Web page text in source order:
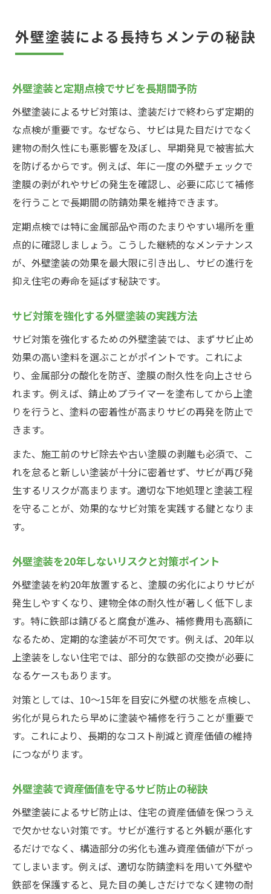
外壁塗装による長持ちメンテの秘訣
外壁塗装と定期点検でサビを長期間予防
外壁塗装によるサビ対策は、塗装だけで終わらず定期的
な点検が重要です。なぜなら、サビは見た目だけでなく
建物の耐久性にも悪影響を及ぼし、早期発見で被害拡大
を防げるからです。例えば、年に一度の外壁チェックで
塗膜の剥がれやサビの発生を確認し、必要に応じて補修
を行うことで長期間の防錆効果を維持できます。
定期点検では特に金属部品や雨のたまりやすい場所を重
点的に確認しましょう。こうした継続的なメンテナンス
が、外壁塗装の効果を最大限に引き出し、サビの進行を
抑え住宅の寿命を延ばす秘訣です。
サビ対策を強化する外壁塗装の実践方法
サビ対策を強化するための外壁塗装では、まずサビ止め
効果の高い塗料を選ぶことがポイントです。これによ
り、金属部分の酸化を防ぎ、塗膜の耐久性を向上させら
れます。例えば、錆止めプライマーを塗布してから上塗
りを行うと、塗料の密着性が高まりサビの再発を防止で
きます。
また、施工前のサビ除去や古い塗膜の剥離も必須で、こ
れを怠ると新しい塗装が十分に密着せず、サビが再び発
生するリスクが高まります。適切な下地処理と塗装工程
を守ることが、効果的なサビ対策を実践する鍵となりま
す。
外壁塗装を20年しないリスクと対策ポイント
外壁塗装を約20年放置すると、塗膜の劣化によりサビが
発生しやすくなり、建物全体の耐久性が著しく低下しま
す。特に鉄部は錆びると腐食が進み、補修費用も高額に
なるため、定期的な塗装が不可欠です。例えば、20年以
上塗装をしない住宅では、部分的な鉄部の交換が必要に
なるケースもあります。
対策としては、10〜15年を目安に外壁の状態を点検し、
劣化が見られたら早めに塗装や補修を行うことが重要で
す。これにより、長期的なコスト削減と資産価値の維持
につながります。
外壁塗装で資産価値を守るサビ防止の秘訣
外壁塗装によるサビ防止は、住宅の資産価値を保つうえ
で欠かせない対策です。サビが進行すると外観が悪化す
るだけでなく、構造部分の劣化も進み資産価値が下がっ
てしまいます。例えば、適切な防錆塗料を用いて外壁や
鉄部を保護すると、見た目の美しさだけでなく建物の耐